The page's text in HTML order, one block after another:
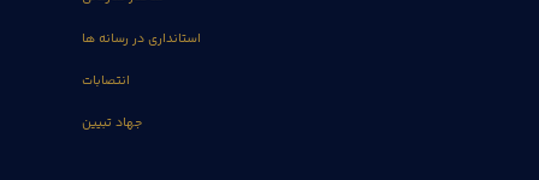
استانداری در رسانه ها
انتصابات
جهاد تبیین